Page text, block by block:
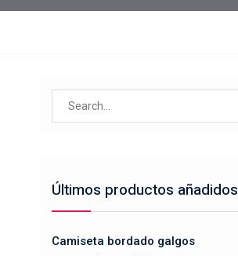
Últimos productos añadidos
Camiseta bordado galgos